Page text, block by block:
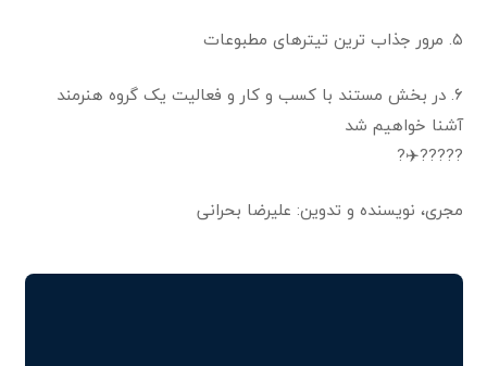
۵. مرور جذاب ترین تیترهای مطبوعات
۶. در بخش مستند با کسب و کار و فعالیت یک گروه هنرمند
آشنا خواهیم شد
?????✈️?
مجری، نویسنده و تدوین: علیرضا بحرانی